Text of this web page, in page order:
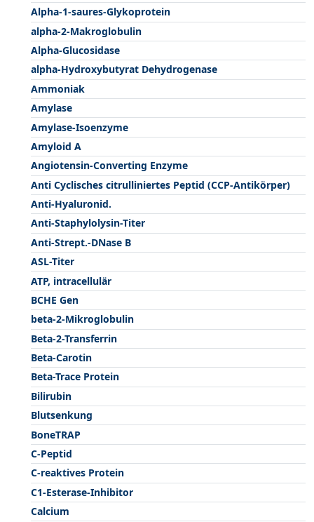
Alpha-1-saures-Glykoprotein
alpha-2-Makroglobulin
Alpha-Glucosidase
alpha-Hydroxybutyrat Dehydrogenase
Ammoniak
Amylase
Amylase-Isoenzyme
Amyloid A
Angiotensin-Converting Enzyme
Anti Cyclisches citrulliniertes Peptid (CCP-Antikörper)
Anti-Hyaluronid.
Anti-Staphylolysin-Titer
Anti-Strept.-DNase B
ASL-Titer
ATP, intracellulär
BCHE Gen
beta-2-Mikroglobulin
Beta-2-Transferrin
Beta-Carotin
Beta-Trace Protein
Bilirubin
Blutsenkung
BoneTRAP
C-Peptid
C-reaktives Protein
C1-Esterase-Inhibitor
Calcium